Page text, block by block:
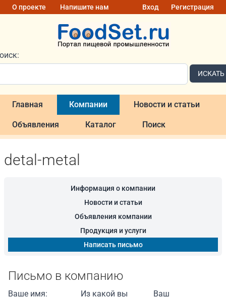
О проекте Напишите нам Вход Регистрация
ИСКАТЬ
Главная Компании Новости и статьи
Объявления Каталог Поиск
detal-metal
Информация о компании
Новости и статьи
Объявления компании
Продукция и услуги
Написать письмо
Письмо в компанию
Ваше имя:
Из какой вы
Ваш